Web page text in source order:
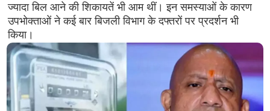
ज्यादा बिल आने की शिकायतें भी आम थीं। इन समस्याओं के कारण
उपभोक्ताओं ने कई बार बिजली विभाग के दफ्तरों पर प्रदर्शन भी
किया।